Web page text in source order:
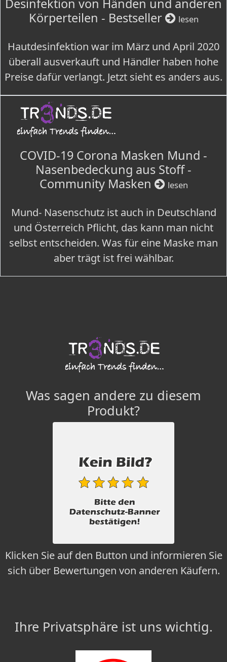
Desinfektion von Händen und anderen
Körperteilen - Bestseller
lesen
Hautdesinfektion war im März und April 2020
überall ausverkauft und Händler haben hohe
Preise dafür verlangt. Jetzt sieht es anders aus.
COVID-19 Corona Masken Mund -
Nasenbedeckung aus Stoff -
Community Masken
lesen
Mund- Nasenschutz ist auch in Deutschland
und Österreich Pflicht, das kann man nicht
selbst entscheiden. Was für eine Maske man
aber trägt ist frei wählbar.
Was sagen andere zu diesem
Produkt?
Klicken Sie auf den Button und informieren Sie
sich über Bewertungen von anderen Käufern.
Ihre Privatsphäre ist uns wichtig.